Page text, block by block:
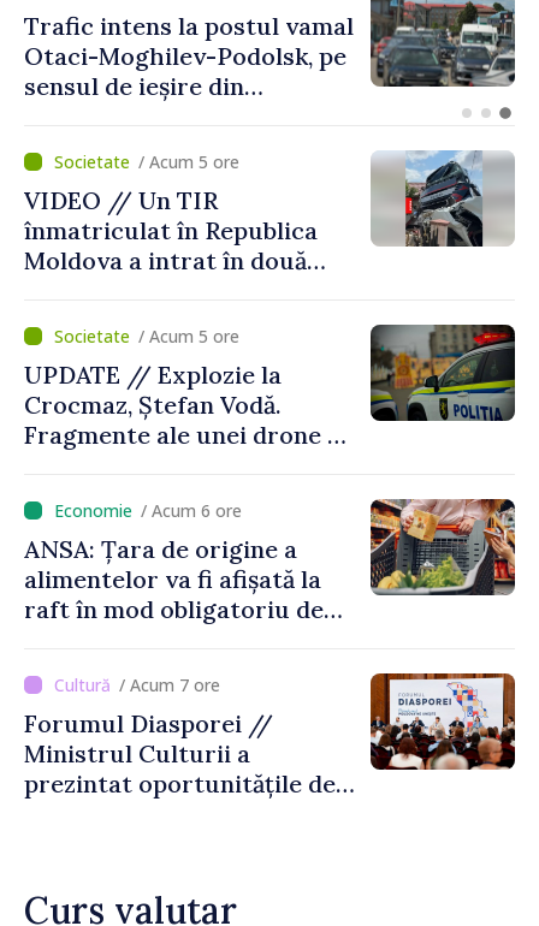
Judocanul Vladimir Iacomi a
cucerit bronzul la Cupa
Europei de tineret de la
/ Acum 5 ore
VIDEO // Un TIR
înmatriculat în Republica
Moldova a intrat în două
România
/ Acum 5 ore
UPDATE // Explozie la
Crocmaz, Ștefan Vodă.
Fragmente ale unei drone de
locului
/ Acum 6 ore
ANSA: Țara de origine a
alimentelor va fi afișată la
raft în mod obligatoriu de
riscă amenzi de zeci de mii
de lei de lei/ Acum 7 ore
Forumul Diasporei //
Ministrul Culturii a
prezintat oportunitățile de
Curs valutar